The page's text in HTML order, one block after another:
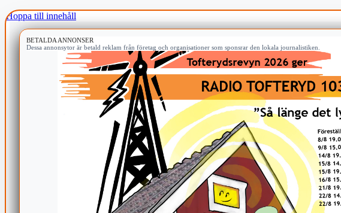
Hoppa till innehåll
BETALDA ANNONSER
Dessa annonsytor är betald reklam från företag och organisationer som sponsrar den lokala journalistiken.